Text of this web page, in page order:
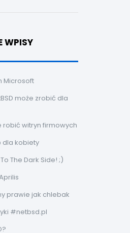
WPISY
Microsoft
może zrobić dla
robić witryn firmowych
dla kobiety
The Dark Side! ;)
prawie jak chlebak
#netbsd.pl